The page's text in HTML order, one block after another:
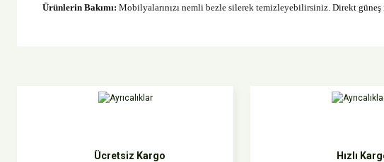
Ürünlerin Bakımı: Mobilyalarınızı nemli bezle silerek temizleyebilirsiniz. Direkt güneş
Görüş ve önerileriniz için teşekkür ederiz.
Ücretsiz Kargo Hızlı